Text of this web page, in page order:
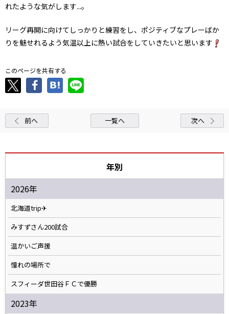
れたような気がします...。
リーグ再開に向けてしっかりと練習をし、ポジティブなプレーばか
りを魅せれるよう気温以上に熱い試合をしていきたいと思います
このページを共有する
前へ 一覧へ 次へ
年別
2026年
北海道trip✈
みすずさん200試合
温かいご声援
憧れの場所で
スフィーダ世田谷ＦＣで優勝
2023年